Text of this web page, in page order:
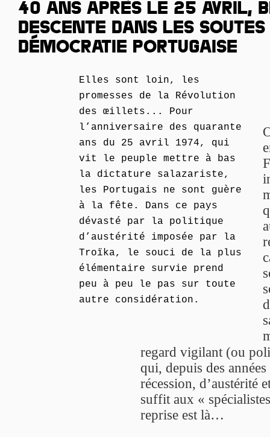
40 ANS APRÈS LE 25 AVRIL,
DESCENTE DANS LES
DÉMOCRATIE PORTUGAISE
Elles sont loin, les
promesses de la Révolution
des œillets... Pour
l’anniversaire des quarante
ans du 25 avril 1974, qui
vit le peuple mettre à bas
la dictature salazariste,
les Portugais ne sont guère
à la fête. Dans ce pays
dévasté par la politique
d’austérité imposée par la
Troïka, le souci de la plus
élémentaire survie prend
peu à peu le pas sur toute
autre considération.
regard vigilant (ou
qui, depuis des
récession, d’austérité
suffit aux «
reprise est là…